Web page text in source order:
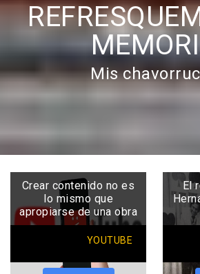
Mis
Crear contenido no es
lo mismo que
apropiarse de una obra
YOUTUBE
El